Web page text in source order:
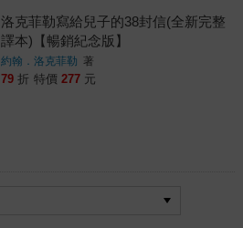
洛克菲勒寫給兒子的38封信(全新完整
譯本)【暢銷紀念版】
約翰．洛克菲勒 著
79 折 特價 277 元